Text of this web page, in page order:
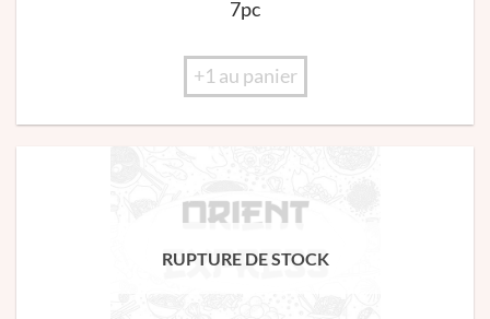
7pc
+1 au panier
RUPTURE DE STOCK